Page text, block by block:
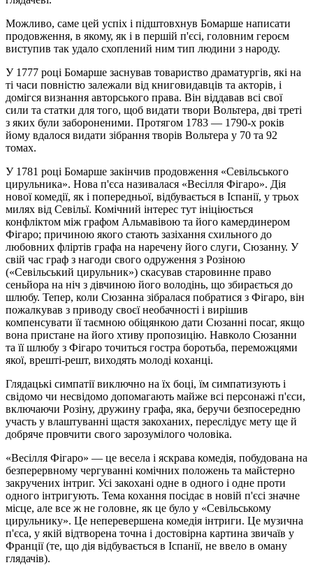
Можливо, саме цей успіх і підштовхнув Бомарше написати
продовження, в якому, як і в першій п'єсі, головним героєм
виступив так удало схоплений ним тип людини з народу.
У 1777 році Бомарше заснував товариство драматургів, які на
ті часи повністю залежали від книговидавців та акторів, і
домігся визнання авторського права. Він віддавав всі свої
сили та статки для того, щоб видати твори Вольтера, дві треті
з яких були забороненими. Протягом 1783 — 1790-х років
йому вдалося видати зібрання творів Вольтера у 70 та 92
томах.
У 1781 році Бомарше закінчив продовження «Севільського
цирульника». Нова п'єса називалася «Весілля Фігаро». Дія
нової комедії, як і попередньої, відбувається в Іспанії, у трьох
милях від Севільї. Комічний інтерес тут ініціюється
конфліктом між графом Альмавівою та його камердинером
Фігаро; причиною якого стають зазіхання схильного до
любовних фліртів графа на наречену його слуги, Сюзанну. У
свій час граф з нагоди свого одруження з Розіною
(«Севільський цирульник») скасував старовинне право
сеньйора на ніч з дівчиною його володінь, що збирається до
шлюбу. Тепер, коли Сюзанна зібралася побратися з Фігаро, він
пожалкував з приводу своєї необачності і вирішив
компенсувати її таємною обіцянкою дати Сюзанні посаг, якщо
вона пристане на його хтиву пропозицію. Навколо Сюзанни
та її шлюбу з Фігаро точиться гостра боротьба, переможцями
якої, врешті-решт, виходять молоді коханці.
Глядацькі симпатії виключно на їх боці, їм симпатизують і
свідомо чи несвідомо допомагають майже всі персонажі п'єси,
включаючи Розіну, дружину графа, яка, беручи безпосередню
участь у влаштуванні щастя закоханих, переслідує мету ще й
добряче провчити свого зарозумілого чоловіка.
«Весілля Фігаро» — це весела і яскрава комедія, побудована на
безперервному чергуванні комічних положень та майстерно
закручених інтриг. Усі закохані одне в одного і одне проти
одного інтригують. Тема кохання посідає в новій п'єсі значне
місце, але все ж не головне, як це було у «Севільському
цирульнику». Це неперевершена комедія інтриги. Це музична
п'єса, у якій відтворена точна і достовірна картина звичаїв у
Франції (те, що дія відбувається в Іспанії, не ввело в оману
глядачів).